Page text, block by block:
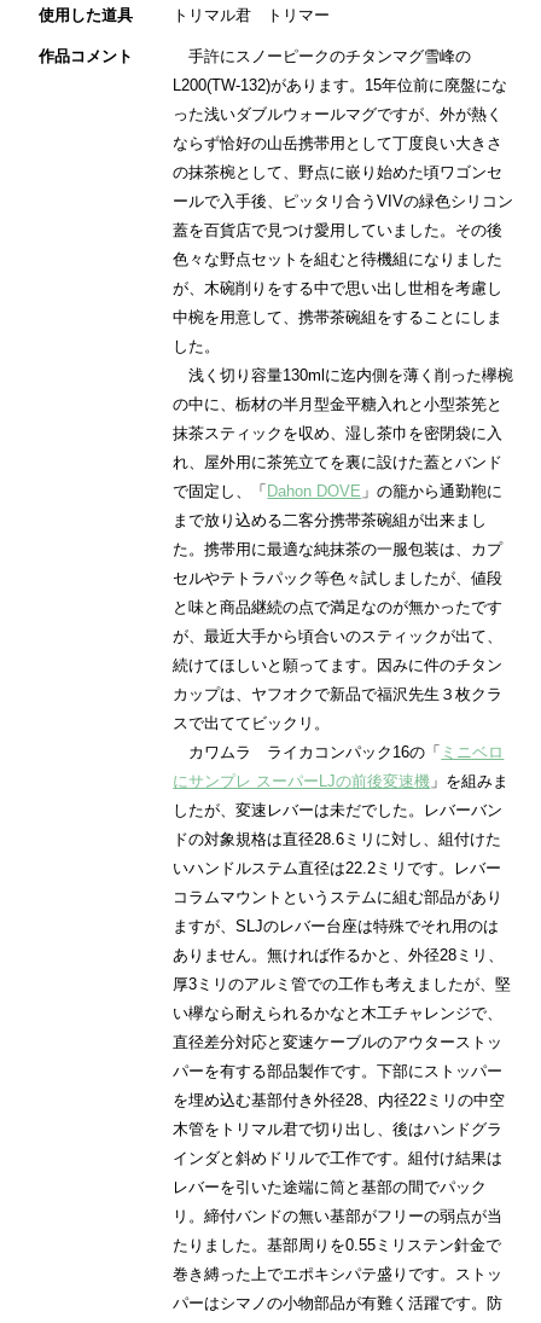
使用した道具 トリマル君 トリマー
作品コメント
手許にスノーピークのチタンマグ雪峰の
L200(TW-132)があります。15年位前に廃盤にな
った浅いダブルウォールマグですが、外が熱く
ならず恰好の山岳携帯用として丁度良い大きさ
の抹茶椀として、野点に嵌り始めた頃ワゴンセ
ールで入手後、ピッタリ合うVIVの緑色シリコン
蓋を百貨店で見つけ愛用していました。その後
色々な野点セットを組むと待機組になりました
が、木碗削りをする中で思い出し世相を考慮し
中椀を用意して、携帯茶碗組をすることにしま
した。
浅く切り容量130mlに迄内側を薄く削った欅椀
の中に、栃材の半月型金平糖入れと小型茶筅と
抹茶スティックを収め、湿し茶巾を密閉袋に入
れ、屋外用に茶筅立てを裏に設けた蓋とバンド
で固定し、「 Dahon DOVE 」の籠から通勤鞄に
まで放り込める二客分携帯茶碗組が出来まし
た。携帯用に最適な純抹茶の一服包装は、カプ
セルやテトラパック等色々試しましたが、値段
と味と商品継続の点で満足なのが無かったです
が、最近大手から頃合いのスティックが出て、
続けてほしいと願ってます。因みに件のチタン
カップは、ヤフオクで新品で福沢先生３枚クラ
スで出ててビックリ。
カワムラ ライカコンパック16の「 ミニベロ
にサンプレ スーパーLJの前後変速機 」を組みま
したが、変速レバーは未だでした。レバーバン
ドの対象規格は直径28.6ミリに対し、組付けた
いハンドルステム直径は22.2ミリです。レバー
コラムマウントというステムに組む部品があり
ますが、SLJのレバー台座は特殊でそれ用のは
ありません。無ければ作るかと、外径28ミリ、
厚3ミリのアルミ管での工作も考えましたが、堅
い欅なら耐えられるかなと木工チャレンジで、
直径差分対応と変速ケーブルのアウターストッ
パーを有する部品製作です。下部にストッパー
を埋め込む基部付き外径28、内径22ミリの中空
木管をトリマル君で切り出し、後はハンドグラ
インダと斜めドリルで工作です。組付け結果は
レバーを引いた途端に筒と基部の間でパック
リ。締付バンドの無い基部がフリーの弱点が当
たりました。基部周りを0.55ミリステン針金で
巻き縛った上でエポキシパテ盛りです。ストッ
パーはシマノの小物部品が有難く活躍です。防